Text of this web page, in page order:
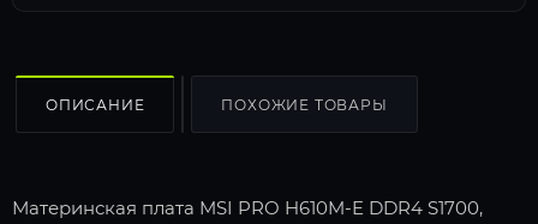
ОПИСАНИЕ ПОХОЖИЕ ТОВАРЫ
Материнская плата MSI PRO H610M-E DDR4 S1700,